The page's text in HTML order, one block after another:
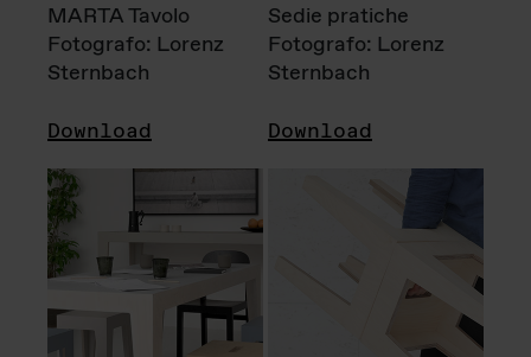
MARTA Tavolo
Fotografo: Lorenz
Sternbach
Download
Sedie pratiche
Fotografo: Lorenz
Sternbach
Download